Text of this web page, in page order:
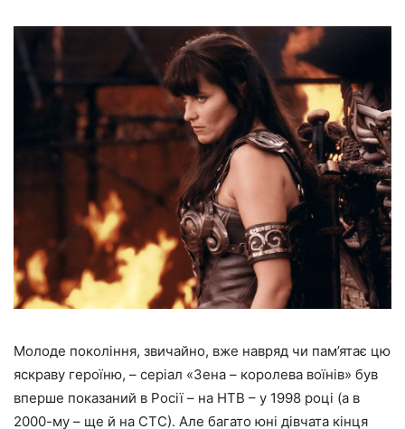
Молоде покоління, звичайно, вже навряд чи пам’ятає цю
яскраву героїню, – серіал «Зена – королева воїнів» був
вперше показаний в Росії – на НТВ – у 1998 році (а в
2000-му – ще й на СТС). Але багато юні дівчата кінця